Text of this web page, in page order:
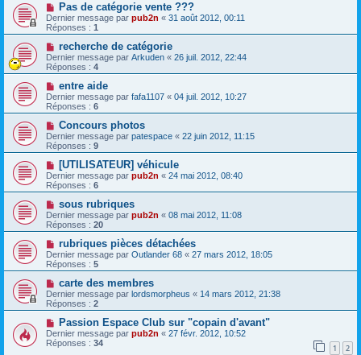
Pas de catégorie vente ???
Dernier message par pub2n « 31 août 2012, 00:11
Réponses : 1
recherche de catégorie
Dernier message par Arkuden « 26 juil. 2012, 22:44
Réponses : 4
entre aide
Dernier message par fafa1107 « 04 juil. 2012, 10:27
Réponses : 6
Concours photos
Dernier message par patespace « 22 juin 2012, 11:15
Réponses : 9
[UTILISATEUR] véhicule
Dernier message par pub2n « 24 mai 2012, 08:40
Réponses : 6
sous rubriques
Dernier message par pub2n « 08 mai 2012, 11:08
Réponses : 20
rubriques pièces détachées
Dernier message par Outlander 68 « 27 mars 2012, 18:05
Réponses : 5
carte des membres
Dernier message par lordsmorpheus « 14 mars 2012, 21:38
Réponses : 2
Passion Espace Club sur "copain d'avant"
Dernier message par pub2n « 27 févr. 2012, 10:52
Réponses : 34 1 2